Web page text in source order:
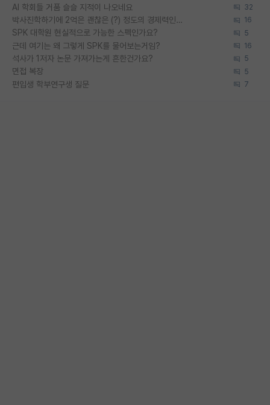
AI 학회들 거품 슬슬 지적이 나오네요 32
박사진학하기에 2억은 괜찮은 (?) 정도의 경제력인가요 16
SPK 대학원 현실적으로 가능한 스펙인가요? 5
근데 여기는 왜 그렇게 SPK를 물어보는거임? 16
석사가 1저자 논문 가져가는게 흔한건가요? 5
면접 복장 5
편입생 학부연구생 질문 7